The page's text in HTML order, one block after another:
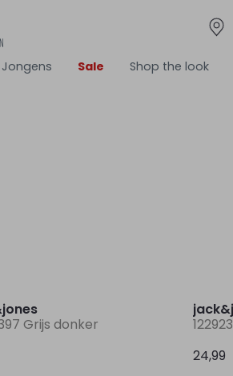
Sale Shop the look
Grijs donker
24,99